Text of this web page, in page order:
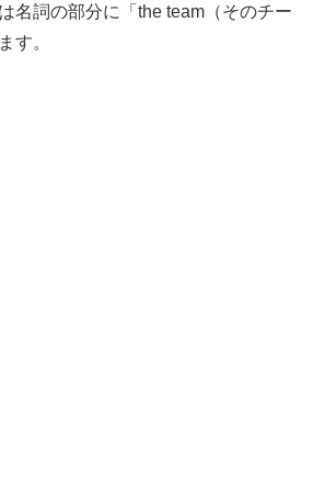
名詞の部分に「the team（そのチー
す。